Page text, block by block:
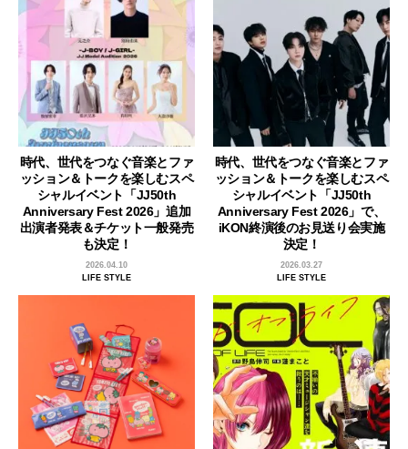
時代、世代をつなぐ音楽とファ
ッション＆トークを楽しむスペ
シャルイベント「JJ50th
Anniversary Fest 2026」追加
出演者発表＆チケット一般発売
も決定！
2026.04.10
LIFE STYLE
時代、世代をつなぐ音楽とファ
ッション＆トークを楽しむスペ
シャルイベント「JJ50th
Anniversary Fest 2026」で、
iKON終演後のお見送り会実施
決定！
2026.03.27
LIFE STYLE